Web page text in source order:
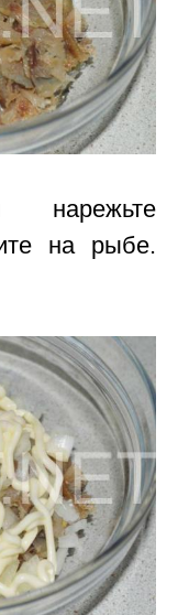
нарежьте
на рыбе.